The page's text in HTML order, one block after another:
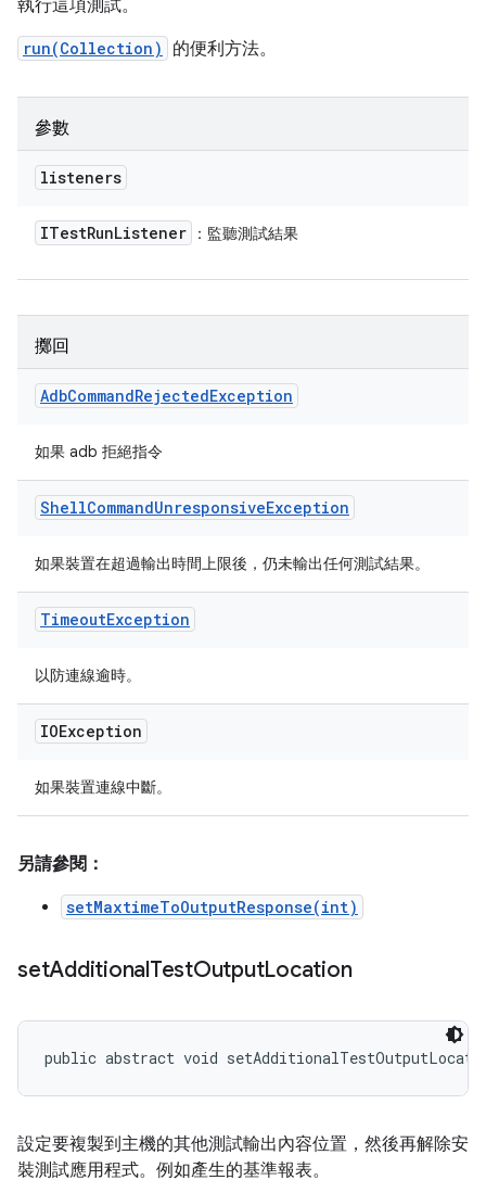
執行這項測試。
run(Collection) 的便利方法。
參數
listeners
ITestRunListener ：監聽測試結果
擲回
AdbCommandRejectedException
如果 adb 拒絕指令
ShellCommandUnresponsiveException
如果裝置在超過輸出時間上限後，仍未輸出任何測試結果。
TimeoutException
以防連線逾時。
IOException
如果裝置連線中斷。
另請參閱：
setMaxtimeToOutputResponse(int)
setAdditionalTestOutputLocation
public abstract void
設定要複製到主機的其他測試輸出內容位置，然後再解除安
裝測試應用程式。例如產生的基準報表。